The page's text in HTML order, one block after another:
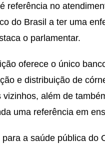
referência no
do Brasil a ter uma
o parlamentar.
oferece o único
e distribuição de
além de
uma referência em
a saúde pública do